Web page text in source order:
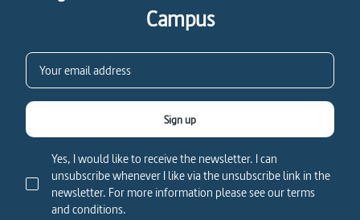
Campus
Yes, I would like to receive the newsletter. I can
unsubscribe whenever I like via the unsubscribe link in the
newsletter. For more information please see our terms
and conditions.
Sign up